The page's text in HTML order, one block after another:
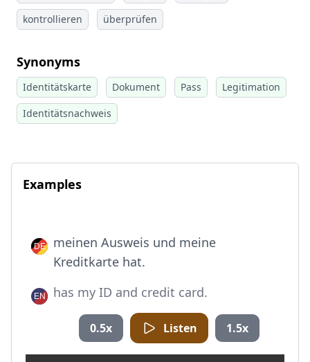
kontrollieren
überprüfen
Synonyms
Identitätskarte Dokument Pass
Legitimation
Identitätsnachweis
Examples
meinen Ausweis und meine
Kreditkarte hat.
has my ID and credit card.
0.5x Listen 1.5x